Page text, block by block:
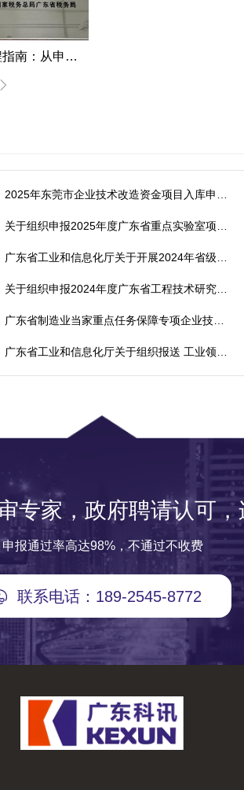
高新技术企业认定全流程指南：从申报到复审的成功经验分享
专家，政府聘请认可，
报通过率高达98%，不通过不收费
联系电话：189-2545-8772